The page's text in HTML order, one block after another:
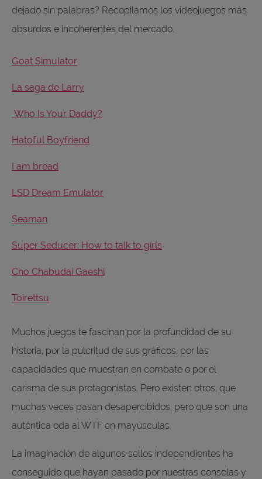
dejado sin palabras? Recopilamos los videojuegos más
absurdos e incoherentes del mercado.
Goat Simulator
La saga de Larry
Who Is Your Daddy?
Hatoful Boyfriend
I am bread
LSD Dream Emulator
Seaman
Super Seducer: How to talk to girls
Cho Chabudai Gaeshi
Toirettsu
Muchos juegos te fascinan por la profundidad de su
historia, por la pulcritud de sus gráficos, por las
capacidades que muestran en combate o por el
carisma de sus protagonistas. Pero existen otros, que
muchas veces pasan desapercibidos, pero que son una
auténtica oda al WTF en mayúsculas.
La imaginación de algunos sellos independientes ha
conseguido que hayan pasado por nuestras consolas y